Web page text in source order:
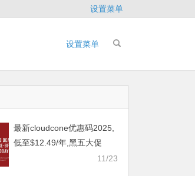
设置菜单
设置菜单
最新cloudcone优惠码2025,
低至$12.49/年,黑五大促
11/23